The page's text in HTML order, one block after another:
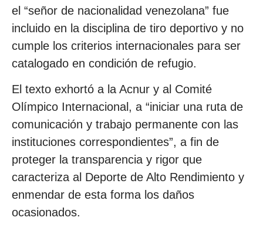
el “señor de nacionalidad venezolana” fue
incluido en la disciplina de tiro deportivo y no
cumple los criterios internacionales para ser
catalogado en condición de refugio.
El texto exhortó a la Acnur y al Comité
Olímpico Internacional, a “iniciar una ruta de
comunicación y trabajo permanente con las
instituciones correspondientes”, a fin de
proteger la transparencia y rigor que
caracteriza al Deporte de Alto Rendimiento y
enmendar de esta forma los daños
ocasionados.